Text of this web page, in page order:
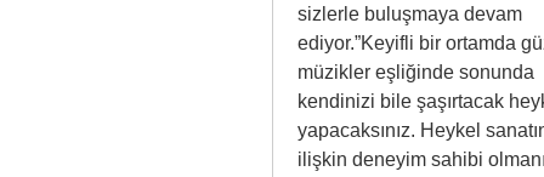
sizlerle buluşmaya devam
ediyor.”Keyifli bir ortamda
müzikler eşliğinde sonunda
kendinizi bile şaşırtacak
yapacaksınız. Heykel
ilişkin deneyim sahibi